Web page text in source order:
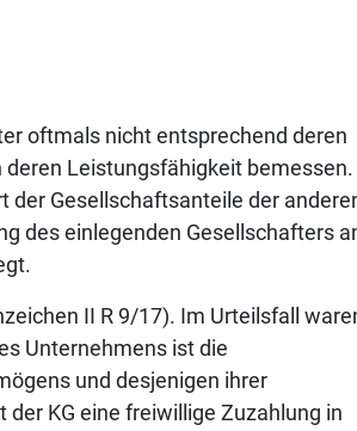
oftmals nicht entsprechend deren
Leistungsfähigkeit bemessen.
der Gesellschaftsanteile der
des einlegenden Gesellschafters
II R 9/17). Im Urteilsfall
Unternehmens ist die
und desjenigen ihrer
KG eine freiwillige Zuzahlung in